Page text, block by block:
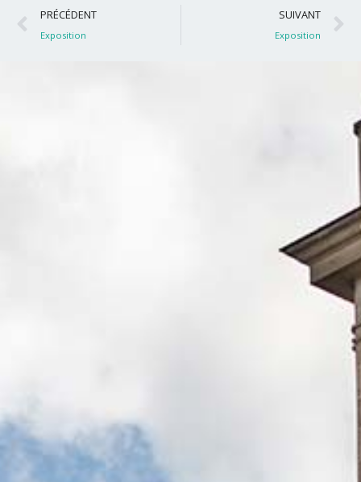
Précédent
PRÉCÉDENT
Exposition
SUIVANT
Exposition